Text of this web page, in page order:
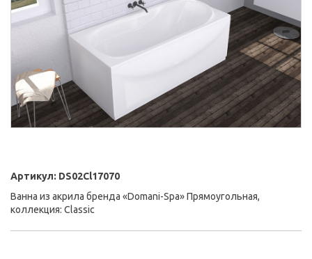
Артикул: DS02Cl17070
Ванна из акрила бренда «Domani-Spa» Прямоугольная,
коллекция: Classic